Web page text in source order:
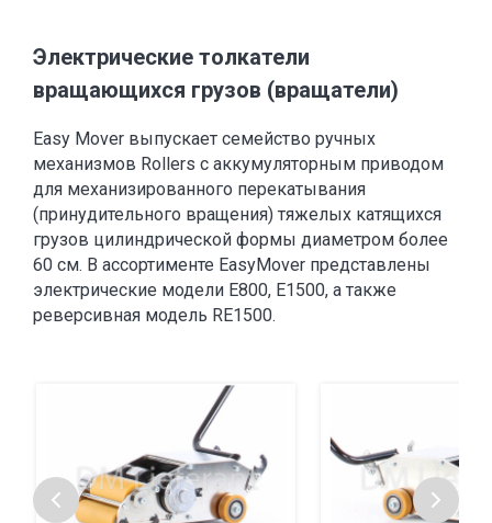
Электрические толкатели
вращающихся грузов (вращатели)
Easy Mover выпускает семейство ручных
механизмов Rollers с аккумуляторным приводом
для механизированного перекатывания
(принудительного вращения) тяжелых катящихся
грузов цилиндрической формы диаметром более
60 см. В ассортименте EasyMover представлены
электрические модели E800, E1500, а также
реверсивная модель RE1500.